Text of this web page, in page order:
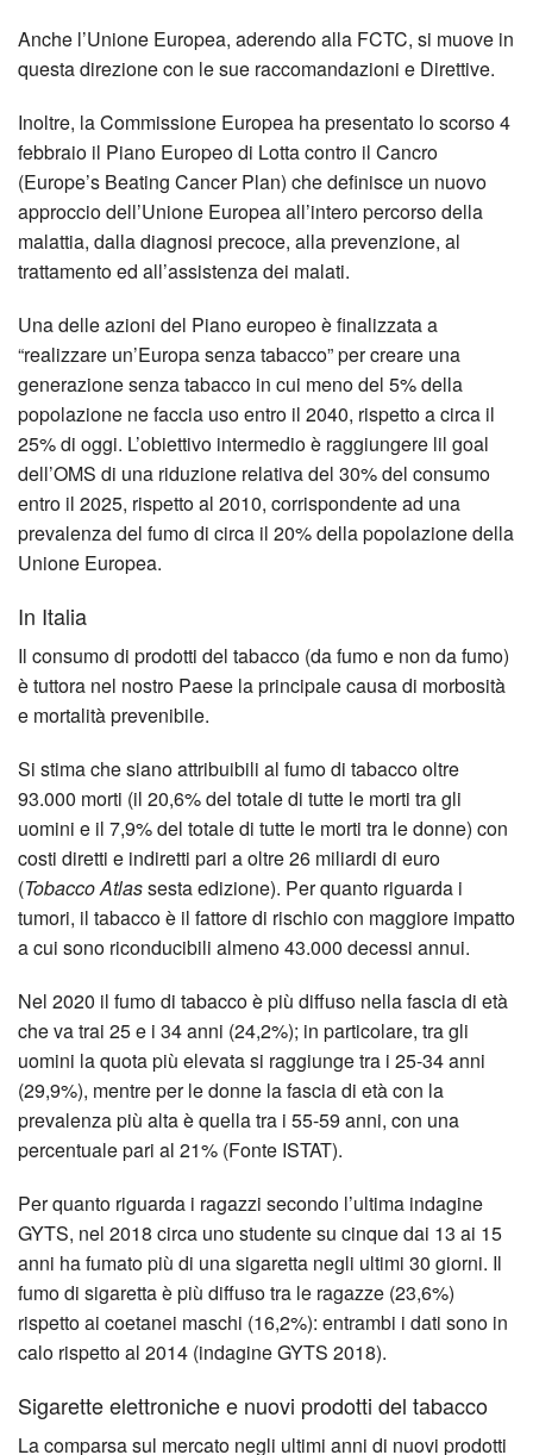
Anche l’Unione Europea, aderendo alla FCTC, si muove in
questa direzione con le sue raccomandazioni e Direttive.
Inoltre, la Commissione Europea ha presentato lo scorso 4
febbraio il Piano Europeo di Lotta contro il Cancro
(Europe’s Beating Cancer Plan) che definisce un nuovo
approccio dell’Unione Europea all’intero percorso della
malattia, dalla diagnosi precoce, alla prevenzione, al
trattamento ed all’assistenza dei malati.
Una delle azioni del Piano europeo è finalizzata a
“realizzare un’Europa senza tabacco” per creare una
generazione senza tabacco in cui meno del 5% della
popolazione ne faccia uso entro il 2040, rispetto a circa il
25% di oggi. L’obiettivo intermedio è raggiungere lil goal
dell’OMS di una riduzione relativa del 30% del consumo
entro il 2025, rispetto al 2010, corrispondente ad una
prevalenza del fumo di circa il 20% della popolazione della
Unione Europea.
In Italia
Il consumo di prodotti del tabacco (da fumo e non da fumo)
è tuttora nel nostro Paese la principa­le causa di morbosità
e mortalità prevenibile.
Si stima che siano attribuibili al fumo di tabacco oltre
93.000 morti (il 20,6% del tota­le di tutte le morti tra gli
uomini e il 7,9% del totale di tutte le morti tra le donne) con
costi diretti e indiretti pari a oltre 26 miliardi di euro
(Tobacco Atlassesta edi­zione). Per quanto riguarda i
tumori, il tabacco è il fattore di rischio con maggiore impatto
a cui sono riconducibili almeno 43.000 decessi annui.
Nel 2020 il fumo di tabacco è più diffuso nella fascia di età
che va trai 25 e i 34 anni (24,2%); in particolare, tra gli
uomini la quota più elevata si raggiunge tra i 25-34 anni
(29,9%), mentre per le donne la fascia di età con la
prevalenza più alta è quella tra i 55-59 anni, con una
percentuale pari al 21% (Fonte ISTAT).
Per quanto riguarda i ragazzi secondo l’ultima indagine
GYTS, nel 2018 circa uno studente su cinque dai 13 ai 15
anni ha fumato più di una sigaretta negli ultimi 30 giorni. Il
fumo di sigaretta è più diffuso tra le ra­gazze (23,6%)
rispetto ai coetanei maschi (16,2%): entrambi i dati sono in
calo rispetto al 2014 (indagine GYTS 2018).
Sigarette elettroniche e nuovi prodotti del tabacco
La comparsa sul mercato negli ultimi anni di nuovi prodotti